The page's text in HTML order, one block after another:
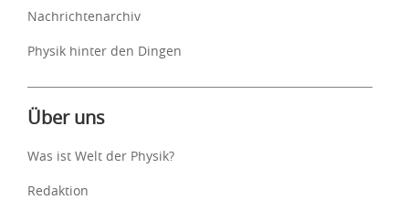
Nachrichtenarchiv
Physik hinter den Dingen
Über uns
Was ist Welt der Physik?
Redaktion